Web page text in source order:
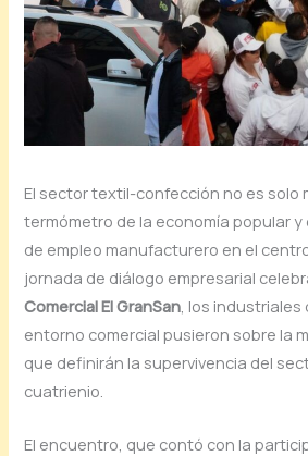
El sector textil-confección no es solo
termómetro de la economía popular
de empleo manufacturero en el
jornada de diálogo empresarial
Comercial El GranSan , los
entorno comercial pusieron sobre la
que definirán la supervivencia del
cuatrienio.
El encuentro, que contó con la